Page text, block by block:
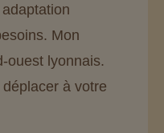
Mon
ouest lyonnais.
à votre